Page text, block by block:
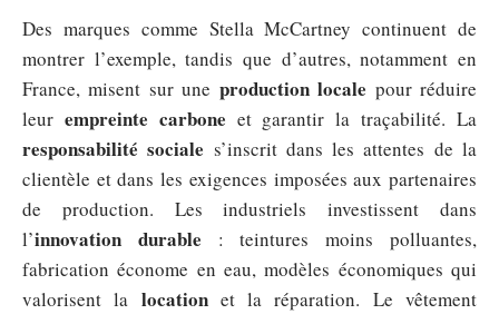
Des marques comme Stella McCartney continuent de
montrer l’exemple, tandis que d’autres, notamment en
France, misent sur une production locale pour réduire
leur empreinte carbone et garantir la traçabilité. La
responsabilité sociale s’inscrit dans les attentes de la
clientèle et dans les exigences imposées aux partenaires
de production. Les industriels investissent dans
l’innovation durable : teintures moins polluantes,
fabrication économe en eau, modèles économiques qui
valorisent la locationet la réparation. Le vêtement